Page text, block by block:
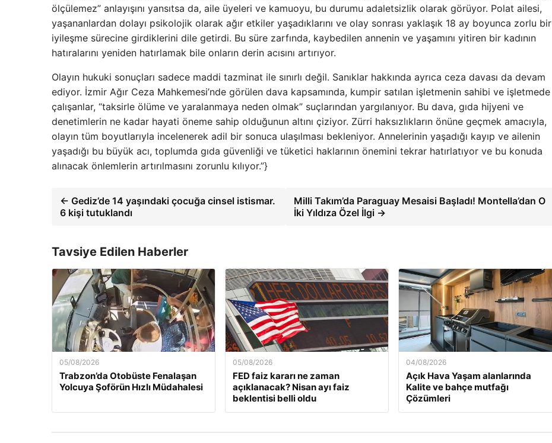
ölçülemez” anlayışını yansıtsa da, aile üyeleri ve kamuoyu, bu durumu adaletsizlik olarak görüyor. Polat ailesi,
yaşananlardan dolayı psikolojik olarak ağır etkiler yaşadıklarını ve olay sonrası yaklaşık 18 ay boyunca zorlu bir
iyileşme sürecine girdiklerini dile getirdi. Bu süre zarfında, kaybedilen annenin ve yaşamını yitiren bir kadının
hatıralarını yeniden hatırlamak bile onların derin acısını artırıyor.
Olayın hukuki sonuçları sadece maddi tazminat ile sınırlı değil. Sanıklar hakkında ayrıca ceza davası da devam
ediyor. İzmir Ağır Ceza Mahkemesi’nde görülen dava kapsamında, kumpir satılan işletmenin sahibi ve işletmede
çalışanlar, “taksirle ölüme ve yaralanmaya neden olmak” suçlarından yargılanıyor. Bu dava, gıda hijyeni ve
denetimlerin ne kadar hayati öneme sahip olduğunun altını çiziyor. Zürri haksızlıkların önüne geçmek amacıyla,
olayın tüm boyutlarıyla incelenerek adil bir sonuca ulaşılması bekleniyor. Annelerinin yaşadığı kayıp ve ailenin
yaşadığı bu büyük acı, toplumda gıda güvenliği ve tüketici haklarının önemini tekrar hatırlatıyor ve bu konuda
alınacak önlemlerin artırılmasını zorunlu kılıyor.”}
← Gediz’de 14 yaşındaki çocuğa cinsel istismar.
6 kişi tutuklandı
Milli Takım’da Paraguay Mesaisi Başladı! Montella’dan O
İki Yıldıza Özel İlgi →
Tavsiye Edilen Haberler
05/08/2026
Trabzon’da Otobüste Fenalaşan
Yolcuya Şoförün Hızlı Müdahalesi
05/08/2026
FED faiz kararı ne zaman
açıklanacak? Nisan ayı faiz
beklentisi belli oldu
04/08/2026
Açık Hava Yaşam alanlarında
Kalite ve bahçe mutfağı
Çözümleri